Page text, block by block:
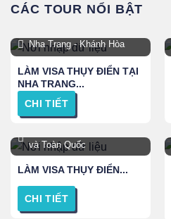
CÁC TOUR NỔI BẬT
Nha Trang - Khánh Hòa
LÀM VISA THỤY ĐIỂN TẠI
NHA TRANG...
CHI TIẾT
và Toàn Quốc
LÀM VISA THỤY ĐIỂN...
CHI TIẾT